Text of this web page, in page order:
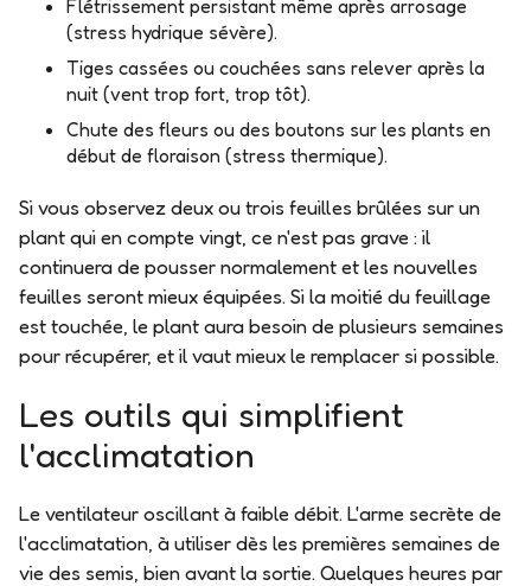
Flétrissement persistant même après arrosage
(stress hydrique sévère).
Tiges cassées ou couchées sans relever après la
nuit (vent trop fort, trop tôt).
Chute des fleurs ou des boutons sur les plants en
début de floraison (stress thermique).
Si vous observez deux ou trois feuilles brûlées sur un
plant qui en compte vingt, ce n'est pas grave : il
continuera de pousser normalement et les nouvelles
feuilles seront mieux équipées. Si la moitié du feuillage
est touchée, le plant aura besoin de plusieurs semaines
pour récupérer, et il vaut mieux le remplacer si possible.
Les outils qui simplifient
l'acclimatation
Le ventilateur oscillant à faible débit. L'arme secrète de
l'acclimatation, à utiliserdès les premières semaines de
vie des semis , bien avant la sortie. Quelques heures par